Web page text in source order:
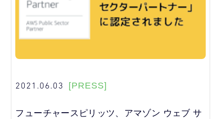
2021.06.03 [PRESS]
フューチャースピリッツ、アマゾン ウェブ サ